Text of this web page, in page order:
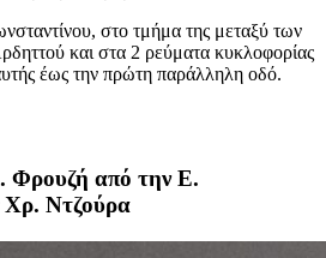
στο τμήμα της μεταξύ των
και στα 2 ρεύματα κυκλοφορίας
έως την πρώτη παράλληλη οδό.
από την Ε.
Χρ. Ντζούρα